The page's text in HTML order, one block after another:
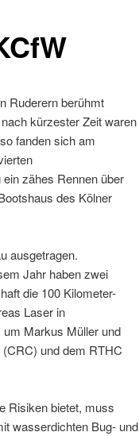
Ruderern berühmt
kürzester Zeit waren
fanden sich am
zähes Rennen über
des Kölner
ausgetragen.
Jahr haben zwei
die 100 Kilometer-
Laser in
Markus Müller und
und dem RTHC
Risiken bietet, muss
wasserdichten Bug- und